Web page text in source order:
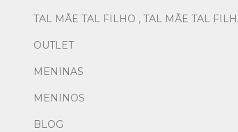
TAL MÃE TAL FILHO , TAL MÃE TAL
OUTLET
MENINAS
MENINOS
BLOG